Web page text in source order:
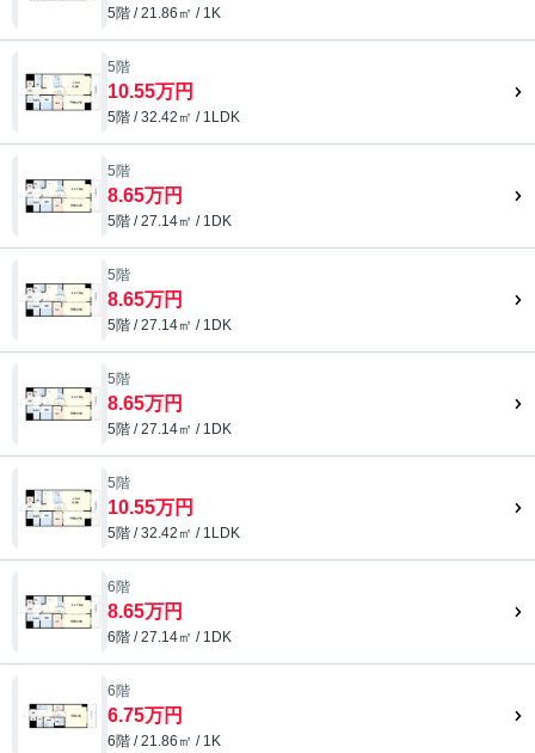
5階 / 21.86㎡ / 1K
5階
10.55万円
5階 / 32.42㎡ / 1LDK
5階
8.65万円
5階 / 27.14㎡ / 1DK
5階
8.65万円
5階 / 27.14㎡ / 1DK
5階
8.65万円
5階 / 27.14㎡ / 1DK
5階
10.55万円
5階 / 32.42㎡ / 1LDK
6階
8.65万円
6階 / 27.14㎡ / 1DK
6階
6.75万円
6階 / 21.86㎡ / 1K